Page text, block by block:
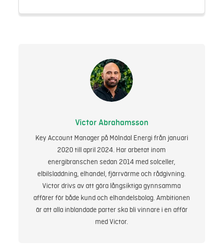
Victor Abrahamsson
Key Account Manager på Mölndal Energi från januari
2020 till april 2024. Har arbetat inom
energibranschen sedan 2014 med solceller,
elbilsladdning, elhandel, fjärrvärme och rådgivning.
Victor drivs av att göra långsiktiga gynnsamma
affärer för både kund och elhandelsbolag. Ambitionen
är att alla inblandade parter ska bli vinnare i en affär
med Victor.